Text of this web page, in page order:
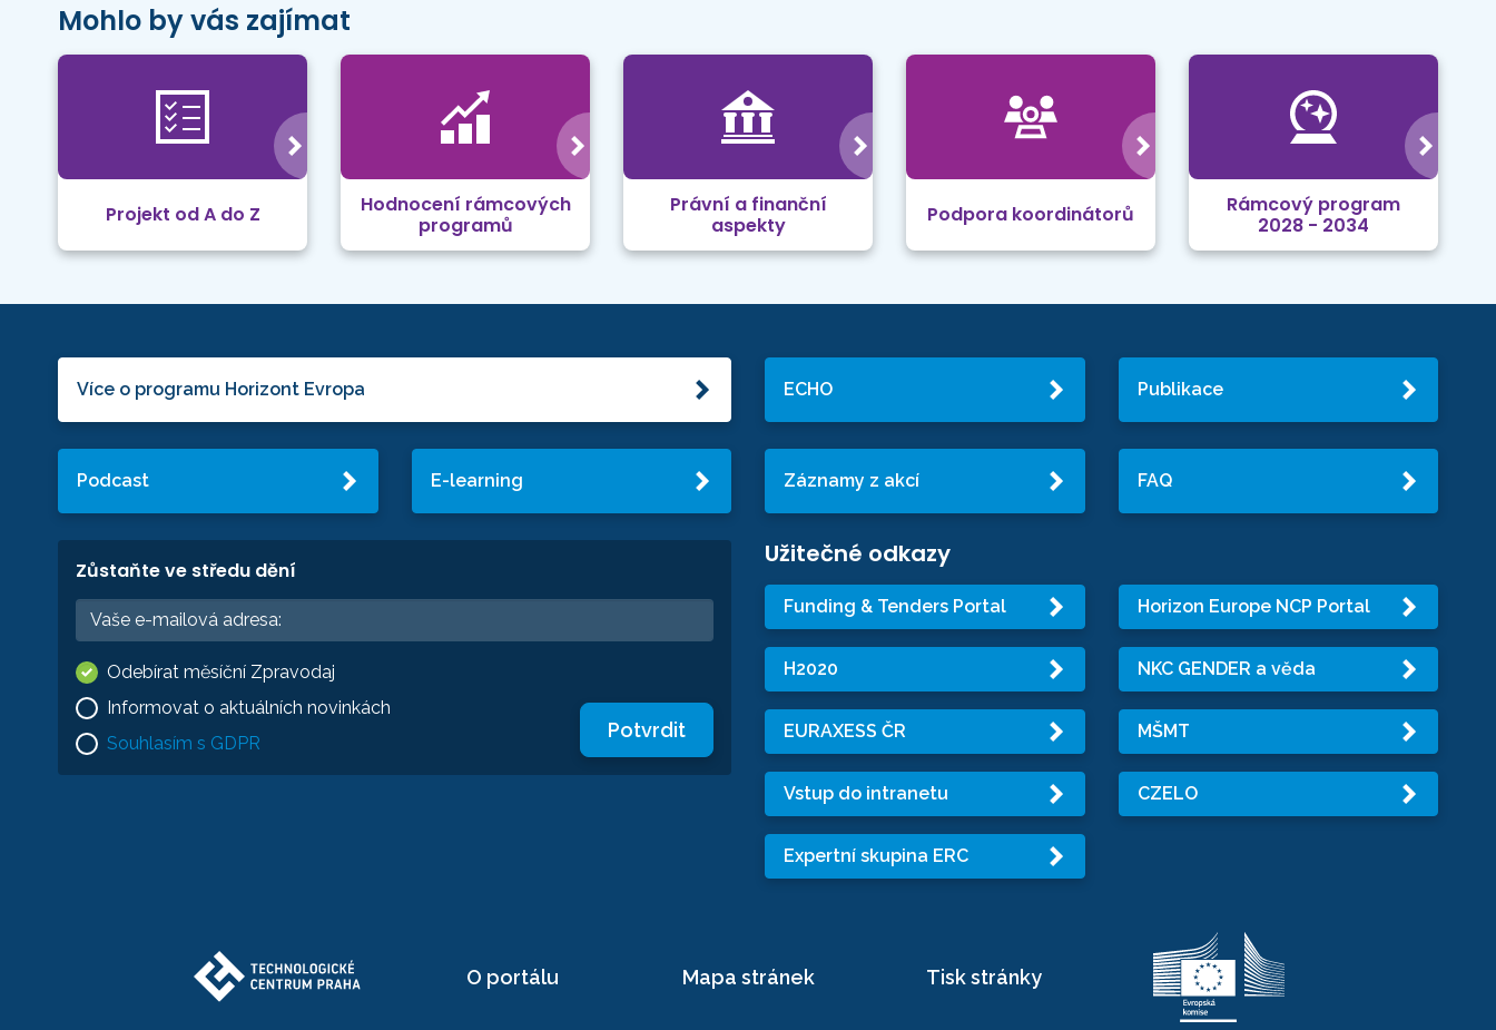
Mohlo by vás zajímat
Projekt od A do Z
Hodnocení rámcových
programů
Právní a finanční
aspekty
Podpora koordinátorů
Rámcový program
2028 - 2034
Více o programu Horizont Evropa
Podcast E-learning
Zůstaňte ve středu dění
Odebírat měsíční Zpravodaj
Informovat o aktuálních novinkách
Souhlasím s GDPR
Potvrdit
ECHO Publikace
Záznamy z akcí FAQ
Užitečné odkazy
Funding & Tenders Portal Horizon Europe NCP Portal
H2020 NKC GENDER a věda
EURAXESS ČR MŠMT
Vstup do intranetu CZELO
Expertní skupina ERC
O portálu Mapa stránek Tisk stránky